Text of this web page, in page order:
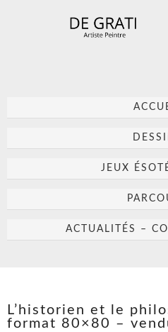
JEUX
ACTUALITÉS –
L’historien et le
format 80×80 –